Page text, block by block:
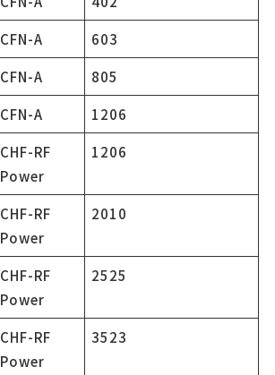
CFN-A
603
CFN-A
805
CFN-A
1206
CHF-RF
Power
1206
CHF-RF
Power
2010
CHF-RF
Power
2525
CHF-RF
Power
3523